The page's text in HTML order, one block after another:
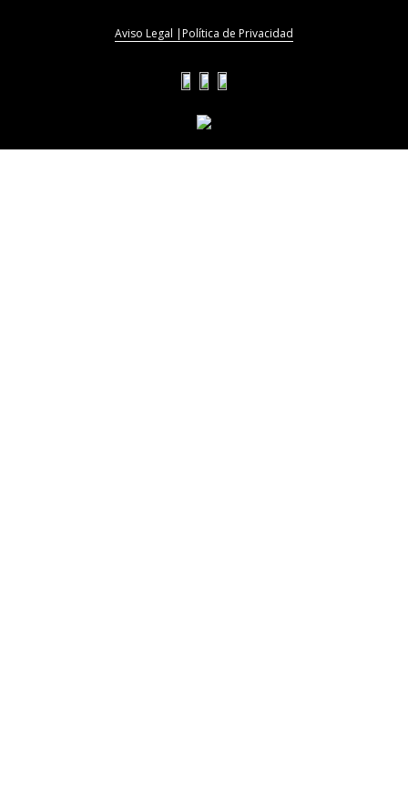
Aviso Legal |Política de Privacidad